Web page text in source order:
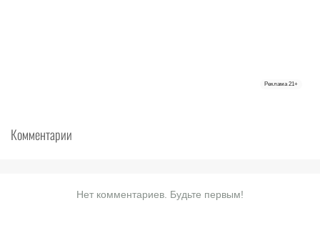
Реклама 21+
Комментарии
Нет комментариев. Будьте первым!